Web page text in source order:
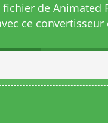
de Animated
ce convertisseur